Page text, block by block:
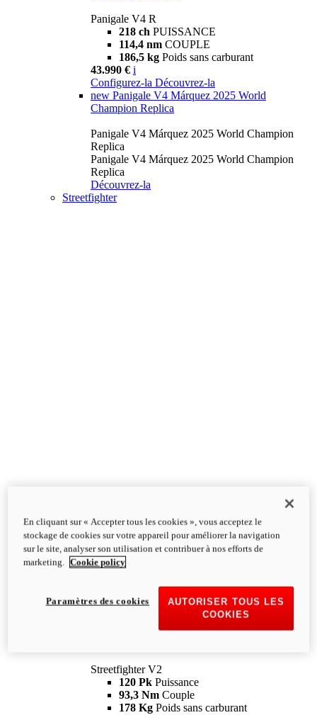
Panigale V4 R
218 ch PUISSANCE
114,4 nm COUPLE
186,5 kg Poids sans carburant
43.990 € i
Configurez-la Découvrez-la
new Panigale V4 Márquez 2025 World
Champion Replica
Panigale V4 Márquez 2025 World Champion
Replica
Panigale V4 Márquez 2025 World Champion
Replica
Découvrez-la
Streetfighter
Streetfighter V2
120 Pk Puissance
93,3 Nm Couple
178 Kg Poids sans carburant
En cliquant sur « Accepter tous les cookies », vous acceptez le
stockage de cookies sur votre appareil pour améliorer la navigation
sur le site, analyser son utilisation et contribuer à nos efforts de
marketing.
Cookie policy
AUTORISER TOUS LES
COOKIES
Paramètres des cookies